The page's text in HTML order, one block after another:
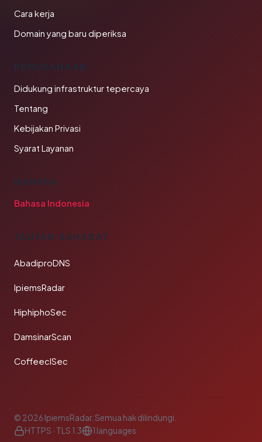
Cara kerja
Domain yang baru diperiksa
PERUSAHAAN
Didukung infrastruktur tepercaya
Tentang
Kebijakan Privasi
Syarat Layanan
BAHASA
Bahasa Indonesia
TAUTAN SAHABAT
AbadiproDNS
IpiemsRadar
HiphiphoSec
DamsinarScan
CoffeeclSec
© 2026 IpiemsRadar. Semua hak dilindungi.
HTTPS · TLS 1.3
1 languages